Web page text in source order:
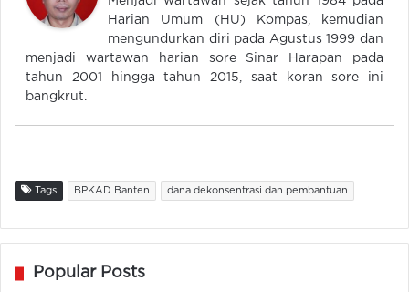
Harian Umum (HU) Kompas, kemudian
mengundurkan diri pada Agustus 1999 dan
menjadi wartawan harian sore Sinar Harapan pada
tahun 2001 hingga tahun 2015, saat koran sore ini
bangkrut.
Tags BPKAD Banten dana dekonsentrasi dan pembantuan
Popular Posts